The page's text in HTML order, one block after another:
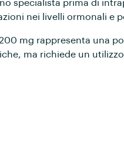
specialista prima di
nei livelli ormonali e
mg rappresenta una
ma richiede un